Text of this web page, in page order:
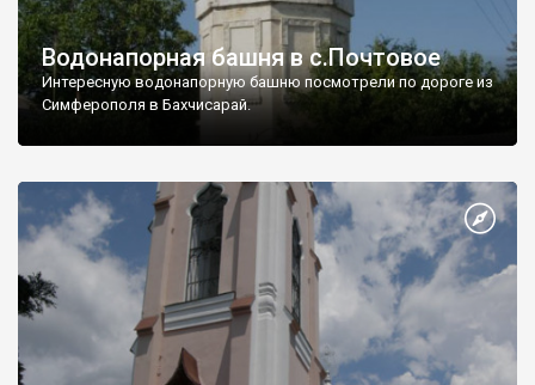
Водонапорная башня в с.Почтовое
Интересную водонапорную башню посмотрели по дороге из
Симферополя в Бахчисарай.